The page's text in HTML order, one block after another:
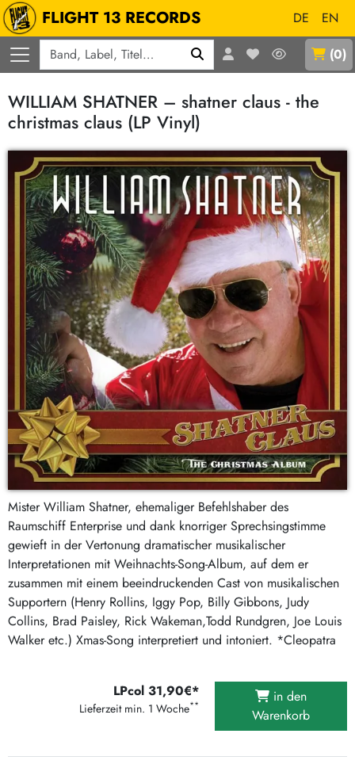
FLIGHT 13 RECORDS DE
EN
(0)
WILLIAM SHATNER – shatner claus - the
christmas claus (LP Vinyl)
Mister William Shatner, ehemaliger Befehlshaber des
Raumschiff Enterprise und dank knorriger Sprechsingstimme
gewieft in der Vertonung dramatischer musikalischer
Interpretationen mit Weihnachts-Song-Album, auf dem er
zusammen mit einem beeindruckenden Cast von musikalischen
Supportern (Henry Rollins, Iggy Pop, Billy Gibbons, Judy
Collins, Brad Paisley, Rick Wakeman,Todd Rundgren, Joe Louis
Walker etc.) Xmas-Song interpretiert und intoniert. *Cleopatra
LPcol 31,90€*
Lieferzeit min. 1 Woche**
in den
Warenkorb